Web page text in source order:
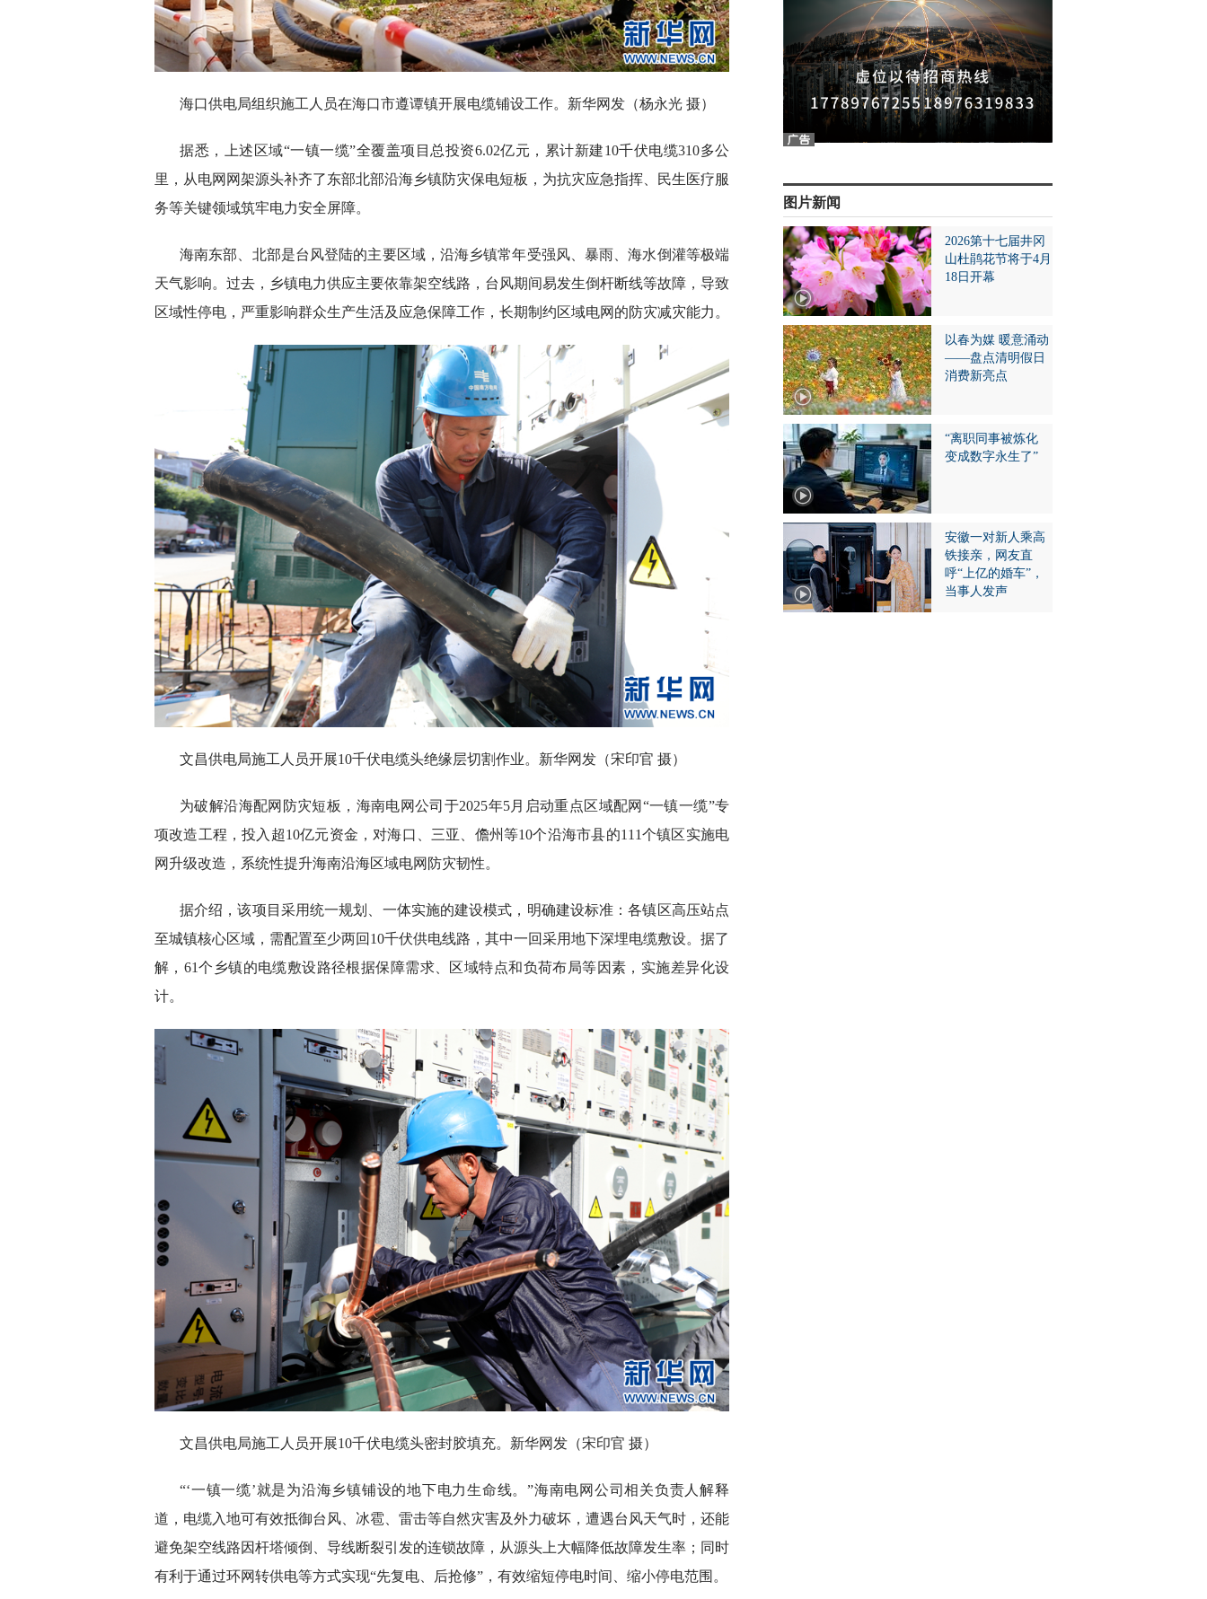
海口供电局组织施工人员在海口市遵谭镇开展电缆铺设工作。新华网发（杨永光 摄）
据悉，上述区域“一镇一缆”全覆盖项目总投资6.02亿元，累计新建10千伏电缆310多公
里，从电网网架源头补齐了东部北部沿海乡镇防灾保电短板，为抗灾应急指挥、民生医疗服
务等关键领域筑牢电力安全屏障。
海南东部、北部是台风登陆的主要区域，沿海乡镇常年受强风、暴雨、海水倒灌等极端
天气影响。过去，乡镇电力供应主要依靠架空线路，台风期间易发生倒杆断线等故障，导致
区域性停电，严重影响群众生产生活及应急保障工作，长期制约区域电网的防灾减灾能力。
文昌供电局施工人员开展10千伏电缆头绝缘层切割作业。新华网发（宋印官 摄）
为破解沿海配网防灾短板，海南电网公司于2025年5月启动重点区域配网“一镇一缆”专
项改造工程，投入超10亿元资金，对海口、三亚、儋州等10个沿海市县的111个镇区实施电
网升级改造，系统性提升海南沿海区域电网防灾韧性。
据介绍，该项目采用统一规划、一体实施的建设模式，明确建设标准：各镇区高压站点
至城镇核心区域，需配置至少两回10千伏供电线路，其中一回采用地下深埋电缆敷设。据了
解，61个乡镇的电缆敷设路径根据保障需求、区域特点和负荷布局等因素，实施差异化设
计。
文昌供电局施工人员开展10千伏电缆头密封胶填充。新华网发（宋印官 摄）
“‘一镇一缆’就是为沿海乡镇铺设的地下电力生命线。”海南电网公司相关负责人解释
道，电缆入地可有效抵御台风、冰雹、雷击等自然灾害及外力破坏，遭遇台风天气时，还能
避免架空线路因杆塔倾倒、导线断裂引发的连锁故障，从源头上大幅降低故障发生率；同时
有利于通过环网转供电等方式实现“先复电、后抢修”，有效缩短停电时间、缩小停电范围。
图片新闻
2026第十七届井冈
山杜鹃花节将于4月
18日开幕
以春为媒 暖意涌动
——盘点清明假日
消费新亮点
“离职同事被炼化
变成数字永生了”
安徽一对新人乘高
铁接亲，网友直
呼“上亿的婚车”，
当事人发声